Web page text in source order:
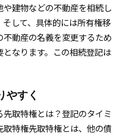
や建物などの不動産を相続し
して、具体的には所有権移
動産の名義を変更するため
なります。この相続登記は
やすく
取特権とは？登記のタイミ
特権先取特権とは、他の債